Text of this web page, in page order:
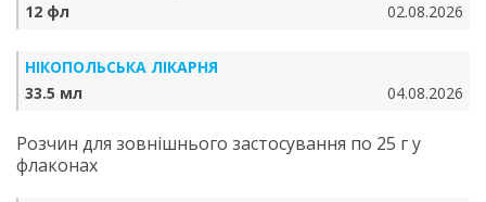
12 фл
02.08.2026
НІКОПОЛЬСЬКА ЛІКАРНЯ
33.5 мл
04.08.2026
Розчин для зовнішнього застосування по 25 г у
флаконах